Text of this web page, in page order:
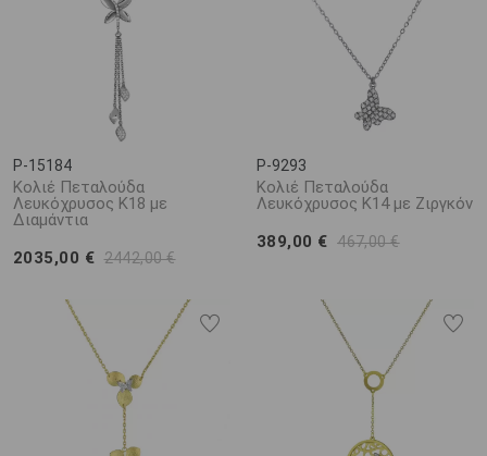
P-15184
Κολιέ Πεταλούδα
Λευκόχρυσος Κ18 με
Διαμάντια
2035,00 € 2442,00 €
P-9293
Κολιέ Πεταλούδα
Λευκόχρυσος Κ14 με Ζιργκόν
389,00 € 467,00 €